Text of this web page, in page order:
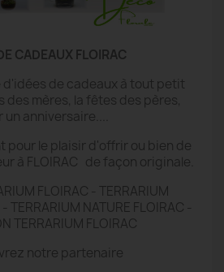
CADEAUX FLOIRAC
d'idées de cadeaux à tout petit
des mères, la fêtes des pères,
un anniversaire....
pour le plaisir d'offrir ou bien de
à FLOIRAC de façon originale.
FLOIRAC - TERRARIUM
TERRARIUM NATURE FLOIRAC -
TERRARIUM FLOIRAC
notre partenaire